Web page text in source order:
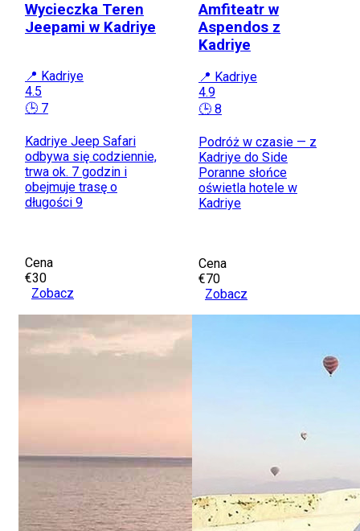
Wycieczka Teren
Jeepami w Kadriye
📍 Kadriye
4.5
🕒 7
Kadriye Jeep Safari
odbywa się codziennie,
trwa ok. 7 godzin i
obejmuje trasę o
długości 9
Cena
€30
Zobacz
Amfiteatr w
Aspendos z
Kadriye
📍 Kadriye
4.9
🕒 8
Podróż w czasie — z
Kadriye do Side
Poranne słońce
oświetla hotele w
Kadriye
Cena
€70
Zobacz